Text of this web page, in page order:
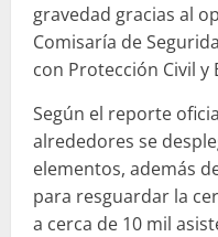
gravedad gracias al
Comisaría de
con Protección Civil y
Según el reporte
alrededores se
elementos, además
para resguardar la
a cerca de 10 mil